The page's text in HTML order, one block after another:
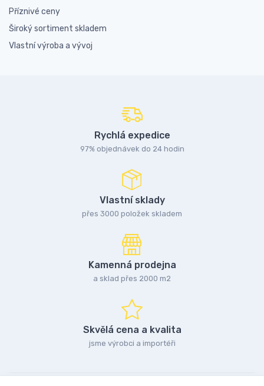
Příznivé ceny
Široký sortiment skladem
Vlastní výroba a vývoj
Rychlá expedice
97% objednávek do 24 hodin
Vlastní sklady
přes 3000 položek skladem
Kamenná prodejna
a sklad přes 2000 m2
Skvělá cena a kvalita
jsme výrobci a importéři